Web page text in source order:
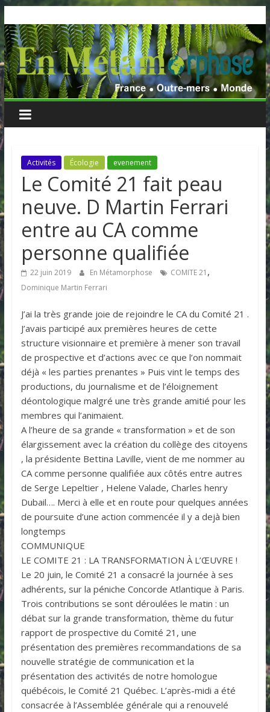
to
content
Activités Écologie evenement
Le Comité 21 fait peau
neuve. D Martin Ferrari
entre au CA comme
personne qualifiée
22 juin 2019 En Métamorphose COMITE 21 ,
Dominique Martin Ferrari
J’ai la très grande joie de rejoindre le CA du Comité 21 .
J’avais participé aux premières heures de cette
structure visionnaire et première à mener son travail
de prospective et d’actions avec ce que l’on nommait
déjà « les parties prenantes » Puis vint le temps des
productions, du journalisme et de l’éloignement
déontologique malgré une très grande amitié pour les
membres qui l’animaient.
A l’heure de sa grande « transformation » et de son
élargissement avec la création du collège des citoyens
, la présidente Bettina Laville, vient de me nommer au
CA comme personne qualifiée aux côtés entre autres
de Serge Lepeltier , Helene Valade, Charles henry
Dubail…. Merci à elle et en route pour quelques années
de poursuite d’une action commencée il y a dejà bien
longtemps
COMMUNIQUE
LE COMITE 21 : LA TRANSFORMATION À L’ŒUVRE !
Le 20 juin, le Comité 21 a consacré la journée à ses
adhérents, sur la péniche Concorde Atlantique à Paris.
Trois contributions se sont déroulées le matin : un
débat sur la grande transformation, thème du futur
rapport de prospective du Comité 21, une
présentation des premières recommandations de sa
nouvelle stratégie de communication et la
présentation des activités de notre homologue
québécois, le Comité 21 Québec. L’après-midi a été
consacrée à l’Assemblée générale qui a renouvelé